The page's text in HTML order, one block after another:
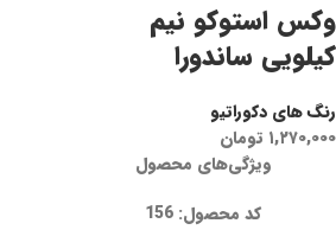
وکس استوکو نیم
کیلویی ساندورا
رنگ های دکوراتیو
۱,۲۷۰,۰۰۰ تومان
ویژگی‌های محصول
کد محصول: 156